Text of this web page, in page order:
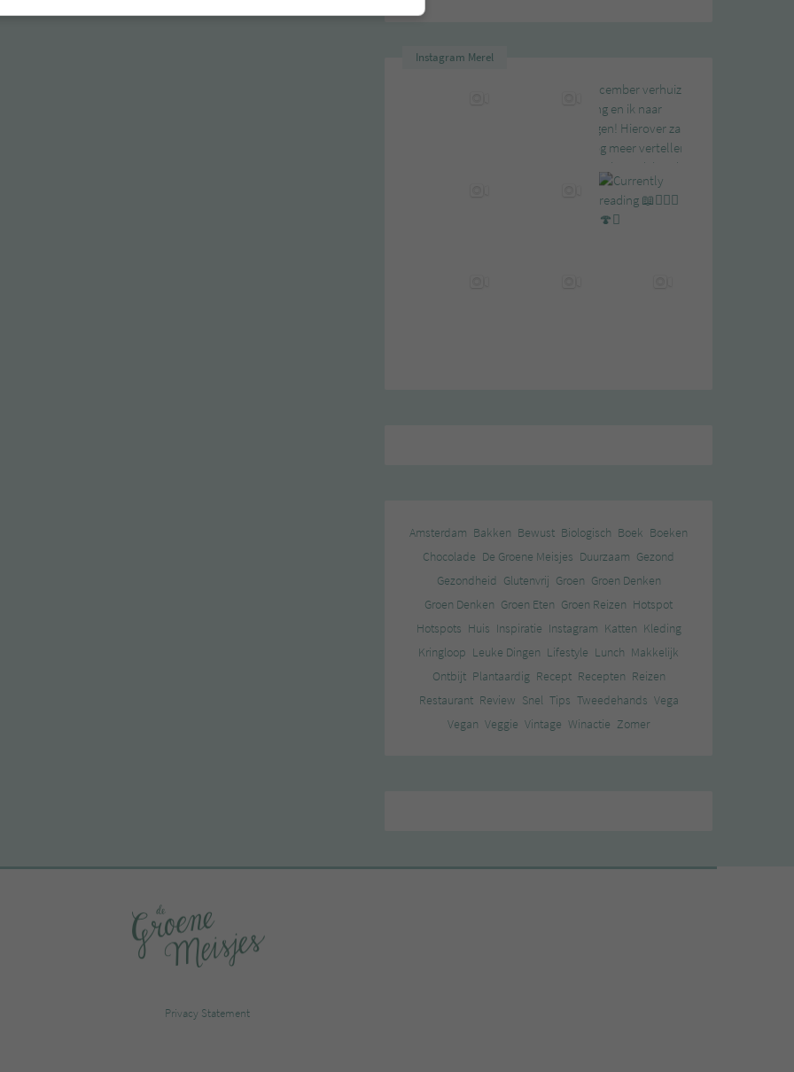
Instagram Merel
Amsterdam Bakken Bewust Biologisch Boek Boeken
Chocolade De Groene Meisjes Duurzaam Gezond
Gezondheid Glutenvrij Groen Groen Denken
Groen Denken Groen Eten Groen Reizen Hotspot
Hotspots Huis Inspiratie Instagram Katten Kleding
Kringloop Leuke Dingen Lifestyle Lunch Makkelijk
Ontbijt Plantaardig Recept Recepten Reizen
Restaurant Review Snel Tips Tweedehands Vega
Vegan Veggie Vintage Winactie Zomer
Privacy Statement